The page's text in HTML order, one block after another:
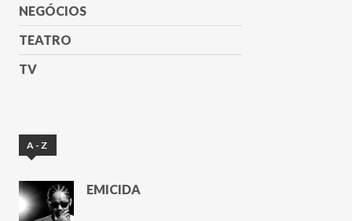
NEGÓCIOS
TEATRO
TV
A-Z
EMICIDA